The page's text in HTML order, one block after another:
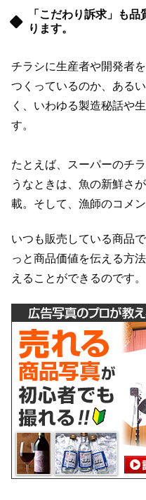
「こだわり訴求」も
ります。
チラシに生産者や開発者
つくっているのか、ある
く、いわゆる製造秘話や
す。
たとえば、スーパーのチ
うなときは、魚の新鮮さ
載。そして、漁師のコメ
いつも販売している商品
っと商品価値を伝える方
えることができるのです。